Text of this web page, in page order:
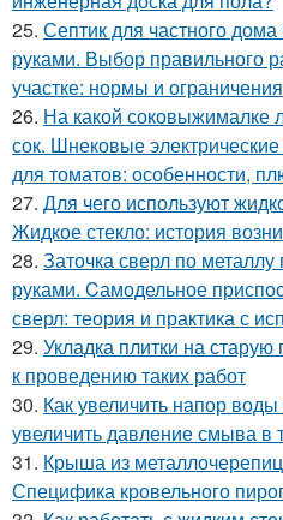
25. Септик для частного дома
руками. Выбор правильного
участке: нормы и ограничения
26. На какой соковыжималке
сок. Шнековые
для томатов: особенности,
27. Для чего используют
Жидкое стекло: история
28. Заточка сверл по
руками. Cамодельное
сверл: теория и практика с
29. Укладка плитки на
к проведению таких работ
30. Как увеличить напор
увеличить давление смыва в
31. Крыша из
Специфика кровельного